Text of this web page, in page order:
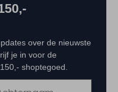
over de nieuwste
je in voor de
shoptegoed.